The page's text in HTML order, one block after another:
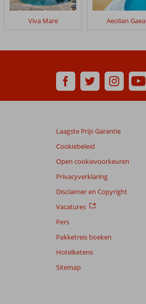
Viva Mare Aeolian Gaea
Laagste Prijs Garantie
Cookiebeleid
Open cookievoorkeuren
Privacyverklaring
Disclaimer en Copyright
Vacatures
Pers
Pakketreis boeken
Hotelketens
Sitemap